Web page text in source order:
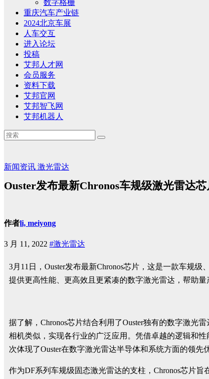
数字格栅
重庆汽车产业链
2024北京车展
人车交互
进入论坛
投稿
艾邦人才网
会员服务
资料下载
艾邦官网
艾邦智飞网
艾邦机器人
新闻资讯 激光雷达
Ouster发布最新Chronos车规级激光雷达
作者li, meiyong
3 月 11, 2022 #激光雷达
3月11日，Ouster发布最新Chronos芯片，这是一款车规
提供更高性能、更高效且更紧凑的数字激光雷达，帮助量
据了解，Chronos芯片结合利用了Ouster独有的数字激光
相机类似，实现各行业的广泛应用。凭借卓越的逻辑和
次体现了Ouster在数字激光雷达半导体和系统方面的领先
作为DF系列车规级固态激光雷达的支柱，Chronos芯片旨